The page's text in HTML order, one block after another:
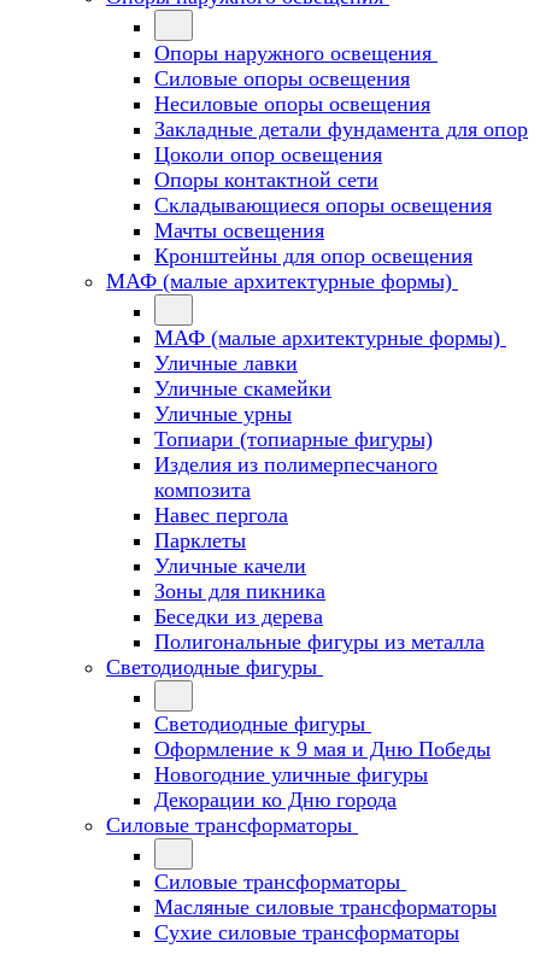
Опоры наружного освещения
Силовые опоры освещения
Несиловые опоры освещения
Закладные детали фундамента для опор
Цоколи опор освещения
Опоры контактной сети
Cкладывающиеся опоры освещения
Мачты освещения
Кронштейны для опор освещения
МАФ (малые архитектурные формы)
МАФ (малые архитектурные формы)
Уличные лавки
Уличные скамейки
Уличные урны
Топиари (топиарные фигуры)
Изделия из полимерпесчаного
композита
Навес пергола
Парклеты
Уличные качели
Зоны для пикника
Беседки из дерева
Полигональные фигуры из металла
Светодиодные фигуры
Светодиодные фигуры
Оформление к 9 мая и Дню Победы
Новогодние уличные фигуры
Декорации ко Дню города
Силовые трансформаторы
Силовые трансформаторы
Масляные силовые трансформаторы
Сухие силовые трансформаторы